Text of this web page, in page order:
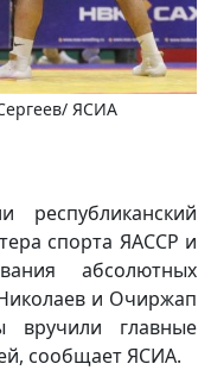
ЯСИА
спорта ЯАССР и
абсолютных
и Очиржап
вручили главные
сообщает ЯСИА.